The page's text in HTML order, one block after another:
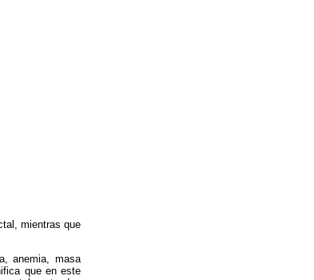
mientras que
anemia, masa
que en este